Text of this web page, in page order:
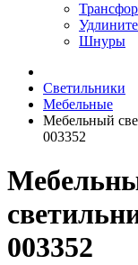
Шнуры
Светильники
Мебельные
Мебельный
003352
003352